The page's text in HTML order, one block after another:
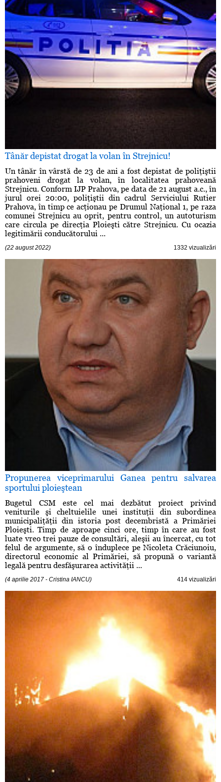
Tânăr depistat drogat la volan în Strejnicu!
Un tânăr în vârstă de 23 de ani a fost depistat de poliţiştii
prahoveni drogat la volan, în localitatea prahoveană
Strejnicu. Conform IJP Prahova, pe data de 21 august a.c., în
jurul orei 20:00, poliţiştii din cadrul Serviciului Rutier
Prahova, în timp ce acţionau pe Drumul Naţional 1, pe raza
comunei Strejnicu au oprit, pentru control, un autoturism
care circula pe direcţia Ploieşti către Strejnicu. Cu ocazia
legitimării conducătorului ...
(22 august 2022) 1332 vizualizări
Propunerea viceprimarului Ganea pentru salvarea
sportului ploieştean
Bugetul CSM este cel mai dezbătut proiect privind
veniturile şi cheltuielile unei instituţii din subordinea
municipaliţăţii din istoria post decembristă a Primăriei
Ploieşti. Timp de aproape cinci ore, timp în care au fost
luate vreo trei pauze de consultări, aleşii au încercat, cu tot
felul de argumente, să o înduplece pe Nicoleta Crăciunoiu,
directorul economic al Primăriei, să propună o variantă
legală pentru desfăşurarea activităţii ...
(4 aprilie 2017 - Cristina IANCU) 414 vizualizări